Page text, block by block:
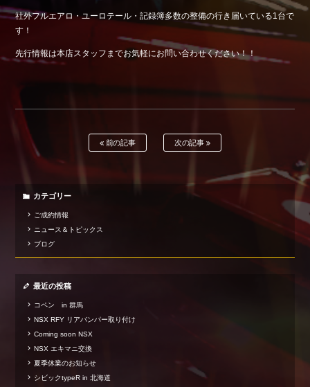
Trade in
買取査定
公式ブログ
Company
会社概要
社外フルエアロ・ユーロテール・記録簿多数の整備の行き届いている1台で
す！
先行情報は本店スタッフまでお気軽にお問い合わせください！！
前の記事 次の記事
カテゴリー
ご成約情報
ニュース＆トピックス
ブログ
最近の投稿
コペン in 群馬
NSX RFY リアバンパー取り付け
Coming soon NSX
NSX エキマニ交換
夏季休業のお知らせ
シビックtypeR in 北海道